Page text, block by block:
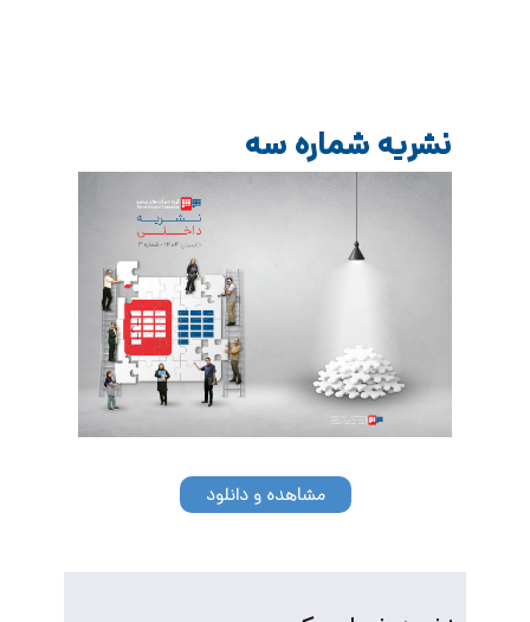
نشریه شماره سه
مشاهده و دانلود